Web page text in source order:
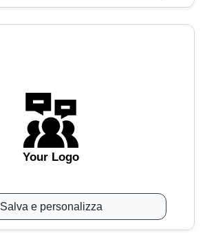
Your Logo
Salva e personalizza